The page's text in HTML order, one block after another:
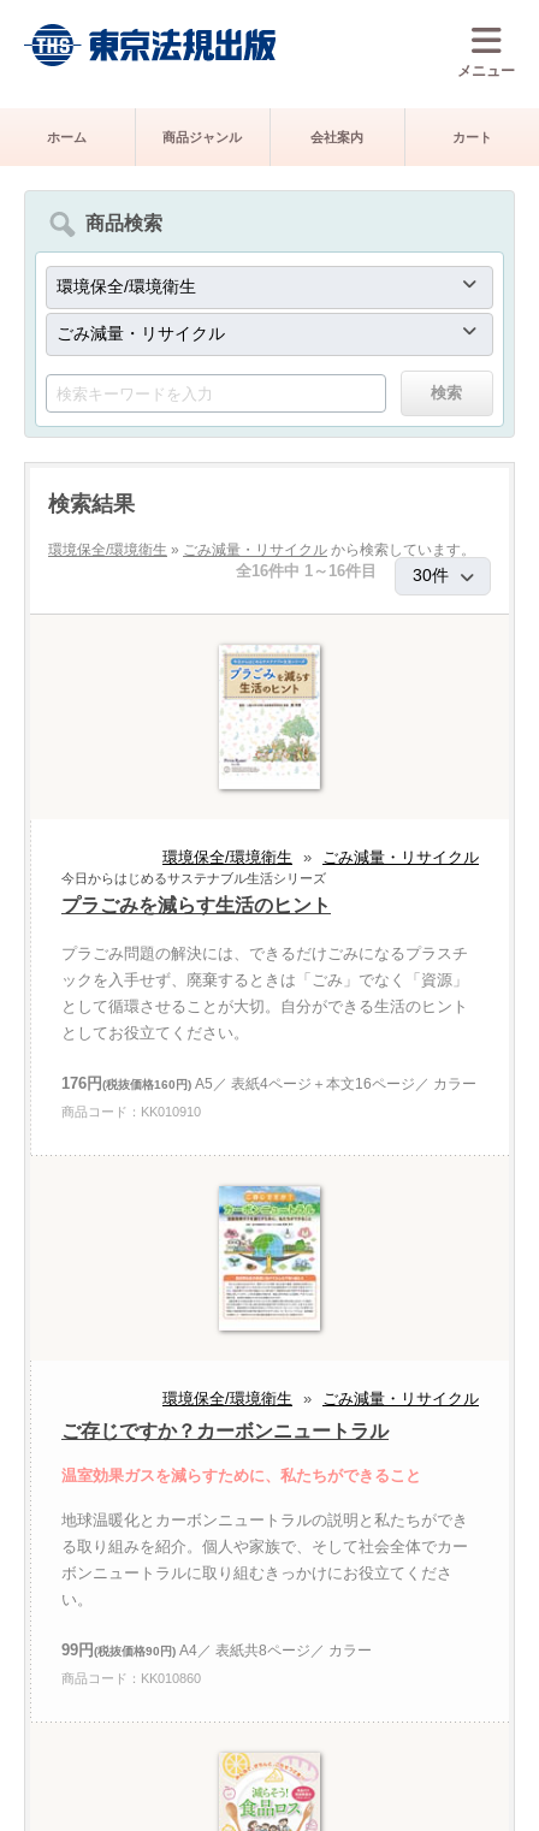
メニュー
ホーム 商品ジャンル 会社案内 カート
商品検索
検索結果
環境保全/環境衛生 » ごみ減量・リサイクル から検索しています。
全16件中 1～16件目
環境保全/環境衛生 » ごみ減量・リサイクル
今日からはじめるサステナブル生活シリーズ
プラごみを減らす生活のヒント
プラごみ問題の解決には、できるだけごみになるプラスチ
ックを入手せず、廃棄するときは「ごみ」でなく「資源」
として循環させることが大切。自分ができる生活のヒント
としてお役立てください。
176円(税抜価格160円) A5／ 表紙4ページ＋本文16ページ／ カラー
商品コード：KK010910
環境保全/環境衛生 » ごみ減量・リサイクル
ご存じですか？カーボンニュートラル
温室効果ガスを減らすために、私たちができること
地球温暖化とカーボンニュートラルの説明と私たちができ
る取り組みを紹介。個人や家族で、そして社会全体でカー
ボンニュートラルに取り組むきっかけにお役立てくださ
い。
99円(税抜価格90円) A4／ 表紙共8ページ／ カラー
商品コード：KK010860